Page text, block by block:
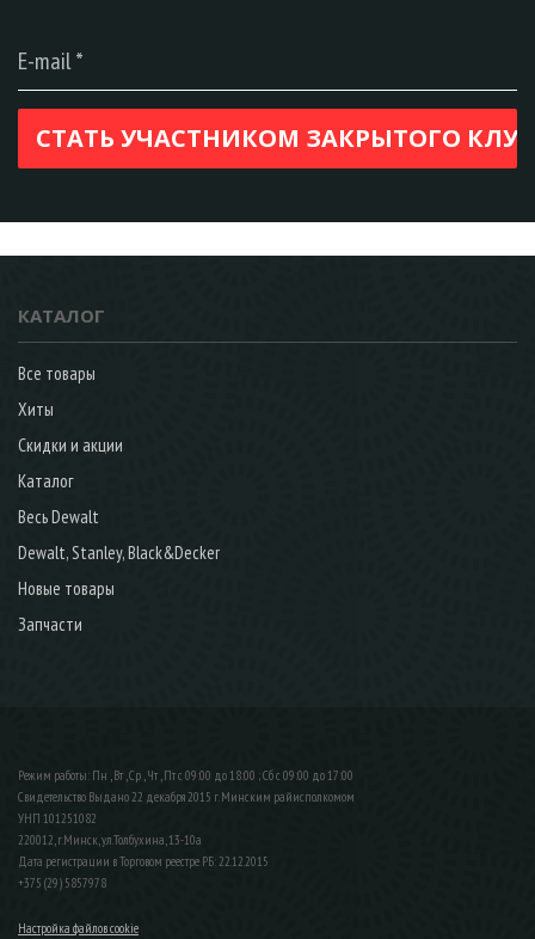
КАТАЛОГ
Все товары
Хиты
Скидки и акции
Каталог
Весь Dewalt
Dewalt, Stanley, Black&Decker
Новые товары
Запчасти
Режим работы: Пн , Вт , Ср , Чт , Пт c 09:00 до 18:00 ; Сб c 09:00 до 17:00
Свидетельство Выдано 22 декабря 2015 г. Минским райисполкомом
УНП 101251082
220012, г.Минск, ул.Толбухина, 13-10а
Дата регистрации в Торговом реестре РБ: 22.12.2015
+375 (29) 5857978
Настройка файлов cookie